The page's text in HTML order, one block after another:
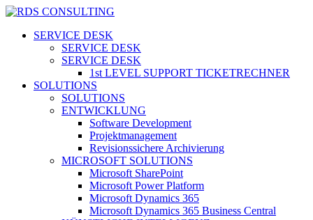
Skip
main
search
Menu
SERVICE DESK
SERVICE DESK
SERVICE DESK
1st LEVEL SUPPORT TICKETRECHNER
SOLUTIONS
SOLUTIONS
ENTWICKLUNG
Software Development
Projektmanagement
Revisionssichere Archivierung
MICROSOFT SOLUTIONS
Microsoft SharePoint
Microsoft Power Platform
Microsoft Dynamics 365
Microsoft Dynamics 365 Business Central